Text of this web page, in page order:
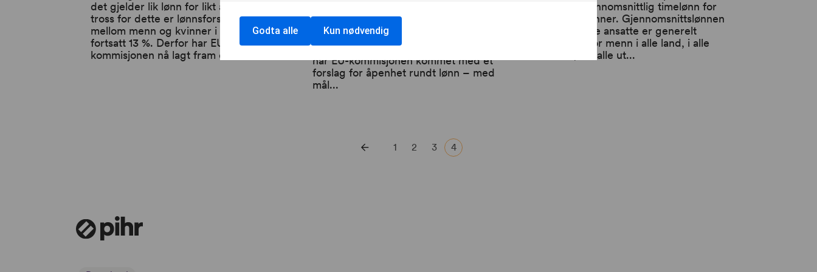
det gjelder lik lønn for likt arbeid. Til
tross for dette er lønnsforskjellen
mellom menn og kvinner i EU-landene
fortsatt 13 %. Derfor har EU-
kommisjonen nå lagt fram et f...
Likevel er lønnsforskjellen mellom
menn og kvinner i EU fortsatt 13
prosent. For å løse dette problemet
har EU-kommisjonen kommet med et
forslag for åpenhet rundt lønn – med
mål...
forskjell i gjennomsnittlig timelønn for
menn og kvinner. Gjennomsnittslønnen
for kvinnelige ansatte er generelt
lavere enn for menn i alle land, i alle
sektorer, for alle ut...
1 2 3 4
Kun nødvendig
Godta alle